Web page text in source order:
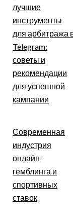
лучшие
инструменты
для арбитража
Telegram:
советы и
рекомендации
для успешной
кампании
Современная
индустрия
онлайн-
гемблинга и
спортивных
ставок